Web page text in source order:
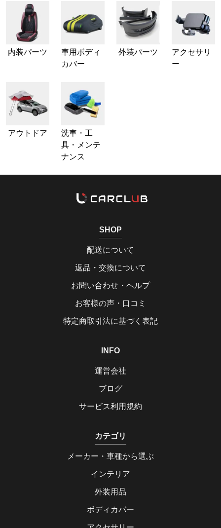
内装パーツ
車用ボディ
カバー
外装パーツ
アクセサリ
ー
アウトドア
洗車・工
具・メンテ
ナンス
SHOP
配送について
返品・交換について
お問い合わせ・ヘルプ
お客様の声・口コミ
特定商取引法に基づく表記
INFO
運営会社
ブログ
サービス利用規約
カテゴリ
メーカー・車種から選ぶ
インテリア
外装用品
ボディカバー